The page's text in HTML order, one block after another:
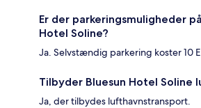
Er der parkeringsmuligheder
Hotel Soline?
Ja. Selvstændig parkering koster 10
Tilbyder Bluesun Hotel Soline
Ja, der tilbydes lufthavnstransport.